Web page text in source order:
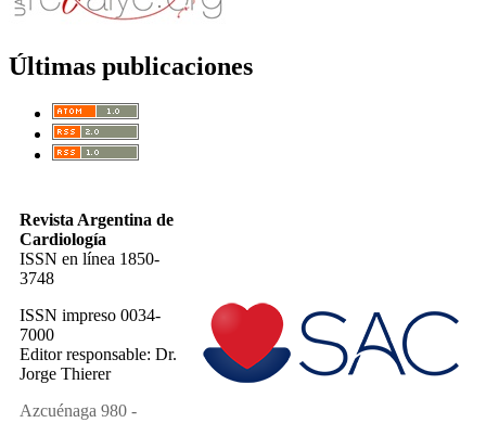
Últimas publicaciones
Revista Argentina de
Cardiología
ISSN en línea 1850-
3748
ISSN impreso 0034-
7000
Editor responsable: Dr.
Jorge Thierer
Azcuénaga 980 -